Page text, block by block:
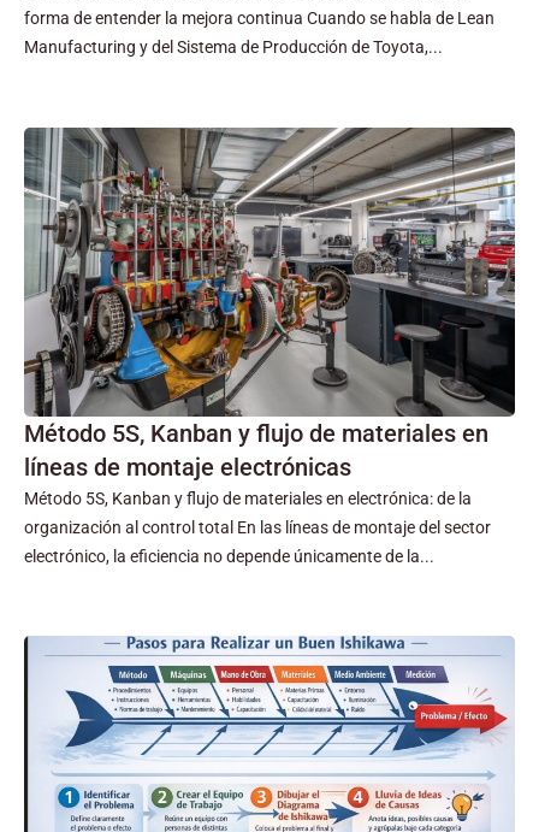
forma de entender la mejora continua Cuando se habla de Lean
Manufacturing y del Sistema de Producción de Toyota,...
Método 5S, Kanban y flujo de materiales en
líneas de montaje electrónicas
Método 5S, Kanban y flujo de materiales en electrónica: de la
organización al control total En las líneas de montaje del sector
electrónico, la eficiencia no depende únicamente de la...